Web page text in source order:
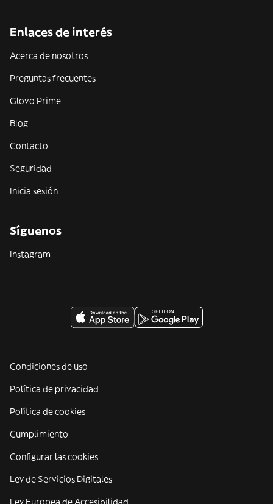
Enlaces de interés
Acerca de nosotros
Preguntas frecuentes
Glovo Prime
Blog
Contacto
Seguridad
Inicia sesión
Síguenos
Instagram
Condiciones de uso
Política de privacidad
Política de cookies
Cumplimiento
Configurar las cookies
Ley de Servicios Digitales
Ley Europea de Accesibilidad